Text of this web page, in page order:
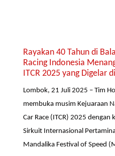
Rayakan 40 Tahun di
Racing Indonesia
ITCR 2025 yang Digelar
Lombok, 21 Juli 2025 – Tim
membuka musim Kejuaraan
Car Race (ITCR) 2025
Sirkuit Internasional
Mandalika Festival of Speed